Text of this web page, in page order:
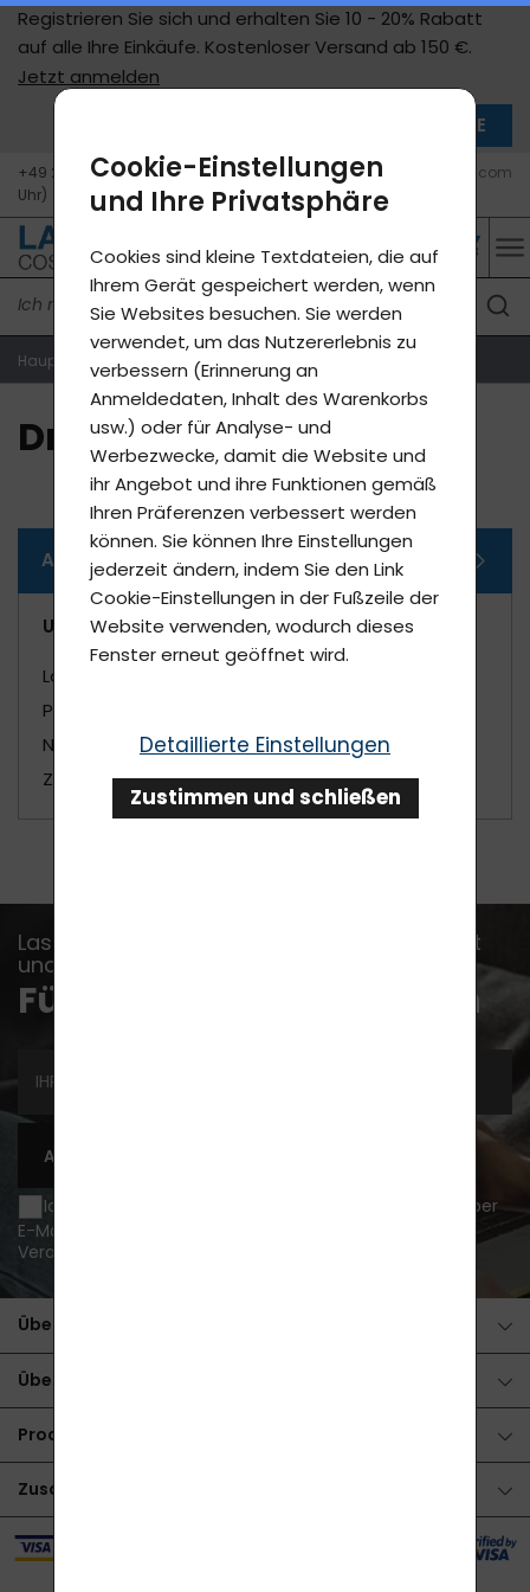
Registrieren Sie sich und erhalten Sie 10 - 20% Rabatt
auf alle Ihre Einkäufe. Kostenloser Versand ab 150 €.
Jetzt anmelden
+49 211 9598 5362 (Mo - Fr, 10 - 15
Uhr)
info@de.lavycosmetics.com
Hauptseite Druhá položka
Druhá položka
Alle Kategorien
Unterkategorien
Lavylites-Produkte
Produkte für Haustiere
Neue Produkte
Zusatzsortiment – Sprühflaschen, Formen
Lassen Sie sich kein Ereignis, keine Nachricht
und keinen Ratschlag entgehen...
Für Newsletter anmelden
ABONNIEREN
Ich möchte über Neuigkeiten und Sonderangebote per
E-Mail informiert werden und bin damit einverstanden
Verarbeitung von personenbezogenen Daten
Über den Kauf
Über Produkte
Produkte
Zusammenarbeit
Cookie-Einstellungen
und Ihre Privatsphäre
Cookies sind kleine Textdateien, die auf
Ihrem Gerät gespeichert werden, wenn
Sie Websites besuchen. Sie werden
verwendet, um das Nutzererlebnis zu
verbessern (Erinnerung an
Anmeldedaten, Inhalt des Warenkorbs
usw.) oder für Analyse- und
Werbezwecke, damit die Website und
ihr Angebot und ihre Funktionen gemäß
Ihren Präferenzen verbessert werden
können. Sie können Ihre Einstellungen
jederzeit ändern, indem Sie den Link
Cookie-Einstellungen in der Fußzeile der
Website verwenden, wodurch dieses
Fenster erneut geöffnet wird.
Detaillierte Einstellungen
Zustimmen und schließen